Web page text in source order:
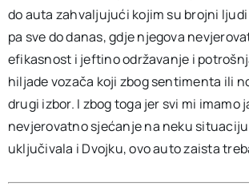
do auta zahvaljujući kojim su brojni
pa sve do danas, gdje njegova
efikasnost i jeftino održavanje i
hiljade vozača koji zbog sentimenta ili
drugi izbor. I zbog toga jer svi mi imamo
nevjerovatno sjećanje na neku
uključivala i Dvojku, ovo auto zaista